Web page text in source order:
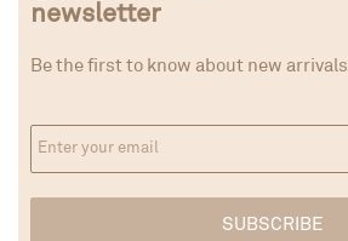
newsletter
Be the first to know about new arrivals